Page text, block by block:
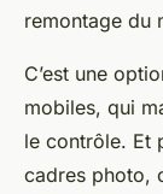
remontage du
C’est une
mobiles, qui
le contrôle. Et
cadres photo,